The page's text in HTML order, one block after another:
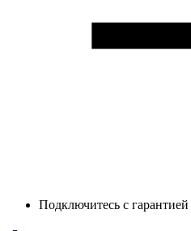
Подключитесь с